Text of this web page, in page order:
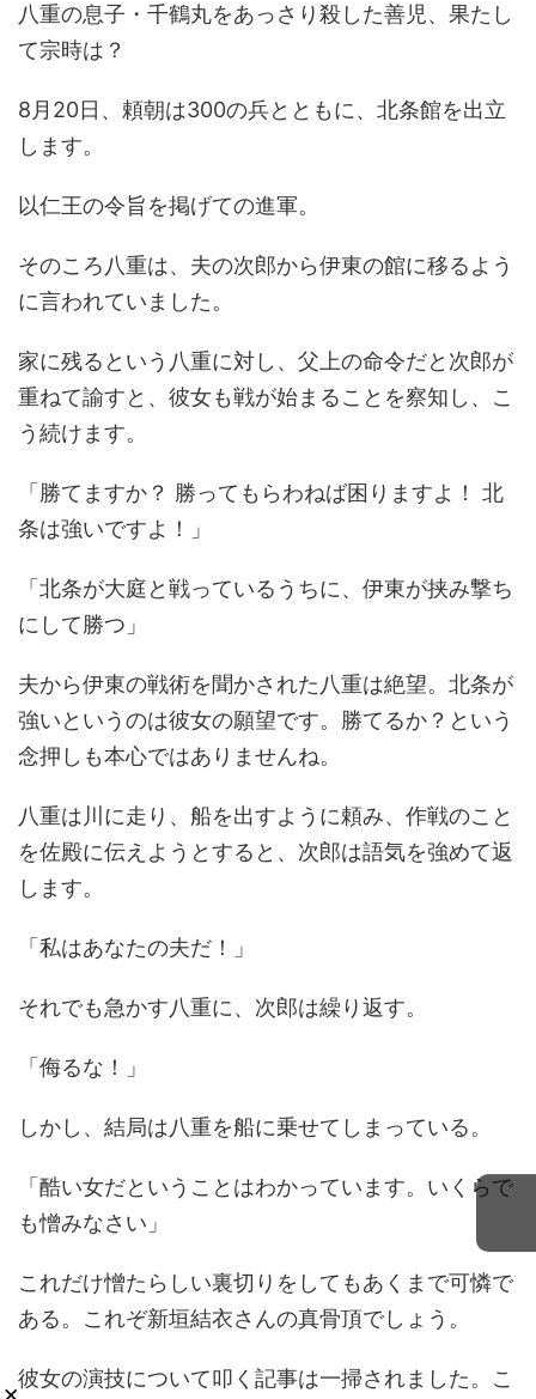
八重の息子・千鶴丸をあっさり殺した善児、果たし
て宗時は？
8月20日、頼朝は300の兵とともに、北条館を出立
します。
以仁王の令旨を掲げての進軍。
そのころ八重は、夫の次郎から伊東の館に移るよう
に言われていました。
家に残るという八重に対し、父上の命令だと次郎が
重ねて諭すと、彼女も戦が始まることを察知し、こ
う続けます。
「勝てますか？ 勝ってもらわねば困りますよ！ 北
条は強いですよ！」
「北条が大庭と戦っているうちに、伊東が挟み撃ち
にして勝つ」
夫から伊東の戦術を聞かされた八重は絶望。北条が
強いというのは彼女の願望です。勝てるか？という
念押しも本心ではありませんね。
八重は川に走り、船を出すように頼み、作戦のこと
を佐殿に伝えようとすると、次郎は語気を強めて返
します。
「私はあなたの夫だ！」
それでも急かす八重に、次郎は繰り返す。
「侮るな！」
しかし、結局は八重を船に乗せてしまっている。
「酷い女だということはわかっています。いくらで
も憎みなさい」
これだけ憎たらしい裏切りをしてもあくまで可憐で
ある。これぞ新垣結衣さんの真骨頂でしょう。
彼女の演技について叩く記事は一掃されました。こ